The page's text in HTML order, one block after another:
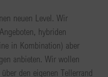
neuen Level. Wir
hybriden
in Kombination) aber
anbieten. Wir wollen
den eigenen Tellerrand